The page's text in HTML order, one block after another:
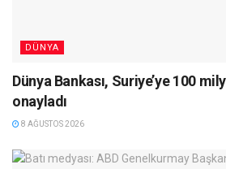
DÜNYA
Dünya Bankası, Suriye’ye 100
onayladı
8 AĞUSTOS 2026